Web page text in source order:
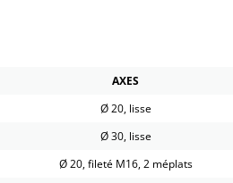
AXES
Ø 20, lisse
Ø 30, lisse
Ø 20, fileté M16, 2 méplats